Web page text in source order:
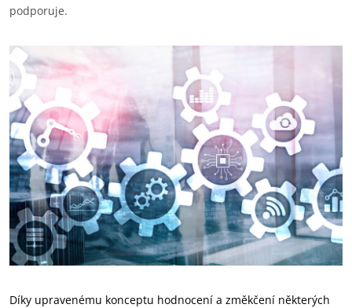
podporuje.
Díky upravenému konceptu hodnocení a změkčení některých